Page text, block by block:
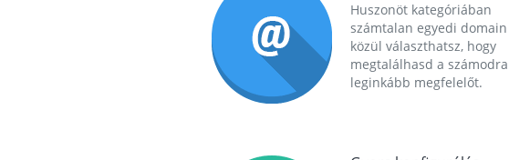
Huszonöt kategóriában
számtalan egyedi domain
közül választhatsz, hogy
megtalálhasd a számodra
leginkább megfelelőt.